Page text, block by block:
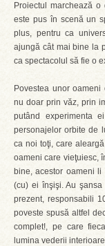
Proiectul marchează
este pus în scenă un
plus, pentru ca
ajungă cât mai bine la
ca spectacolul să fie o
Povestea unor
nu doar prin văz, prin
putând experimenta
personajelor orbite de
ca noi toţi, care
oameni care vieţuiesc,
bine, acestor oameni
(cu) ei înşişi. Au
prezent, responsabili
poveste spusă altfel
complet!, pe care
lumina vederii